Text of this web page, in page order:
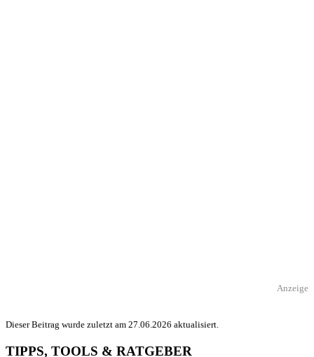
Anzeige
Dieser Beitrag wurde zuletzt am 27.06.2026 aktualisiert.
TIPPS, TOOLS & RATGEBER